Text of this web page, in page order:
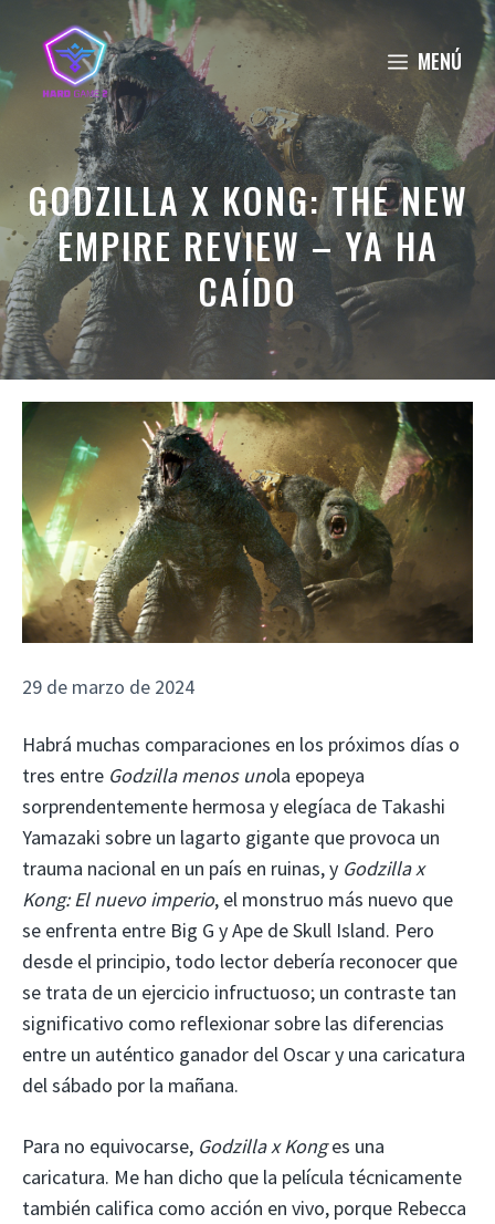
contenido
MENÚ
GODZILLA X KONG: THE NEW
EMPIRE REVIEW – YA HA
CAÍDO
29 de marzo de 2024
Habrá muchas comparaciones en los próximos días o
tres entre Godzilla menos unola epopeya
sorprendentemente hermosa y elegíaca de Takashi
Yamazaki sobre un lagarto gigante que provoca un
trauma nacional en un país en ruinas, y Godzilla x
Kong: El nuevo imperio, el monstruo más nuevo que
se enfrenta entre Big G y Ape de Skull Island. Pero
desde el principio, todo lector debería reconocer que
se trata de un ejercicio infructuoso; un contraste tan
significativo como reflexionar sobre las diferencias
entre un auténtico ganador del Oscar y una caricatura
del sábado por la mañana.
Para no equivocarse, Godzilla x Konges una
caricatura. Me han dicho que la película técnicamente
también califica como acción en vivo, porque Rebecca